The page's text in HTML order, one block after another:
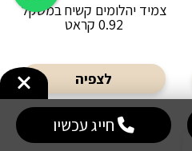
חייג עכשיו
צמיד יהלומים קשיח במשקל
0.92 קראט
לצפיה